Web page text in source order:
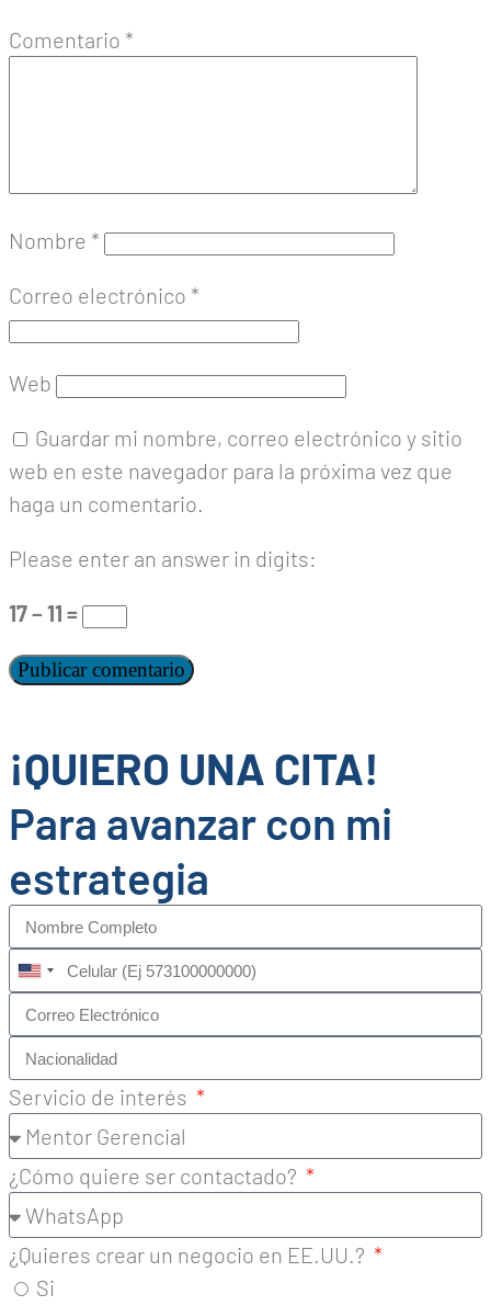
Comentario *
Nombre *
Correo electrónico *
Web
Guardar mi nombre, correo electrónico y sitio
web en este navegador para la próxima vez que
haga un comentario.
Please enter an answer in digits:
17 − 11 =
¡QUIERO UNA CITA!
Para avanzar con mi
estrategia
United
States
+1
Servicio de interés
¿Cómo quiere ser contactado?
¿Quieres crear un negocio en EE.UU.?
Si